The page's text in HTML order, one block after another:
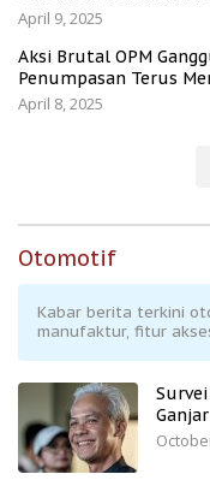
April 9, 2025
Aksi Brutal OPM
Penumpasan Terus
April 8, 2025
Otomotif
Kabar berita terkini
manufaktur, fitur